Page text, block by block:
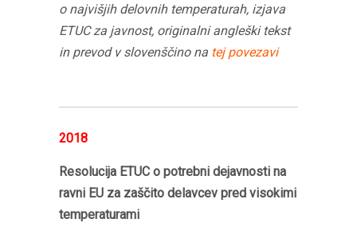
o najvišjih delovnih temperaturah, izjava
ETUC za javnost, originalni angleški tekst
in prevod v slovenščino na tej povezavi
2018
Resolucija ETUC o potrebni dejavnosti na
ravni EU za zaščito delavcev pred visokimi
temperaturami